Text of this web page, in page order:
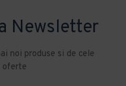
Newsletter
noi produse si de cele
oferte